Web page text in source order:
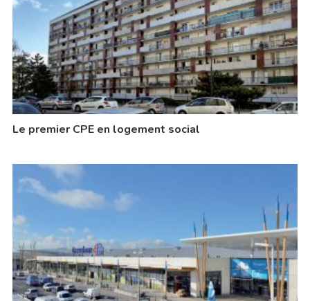
Le premier CPE en logement social